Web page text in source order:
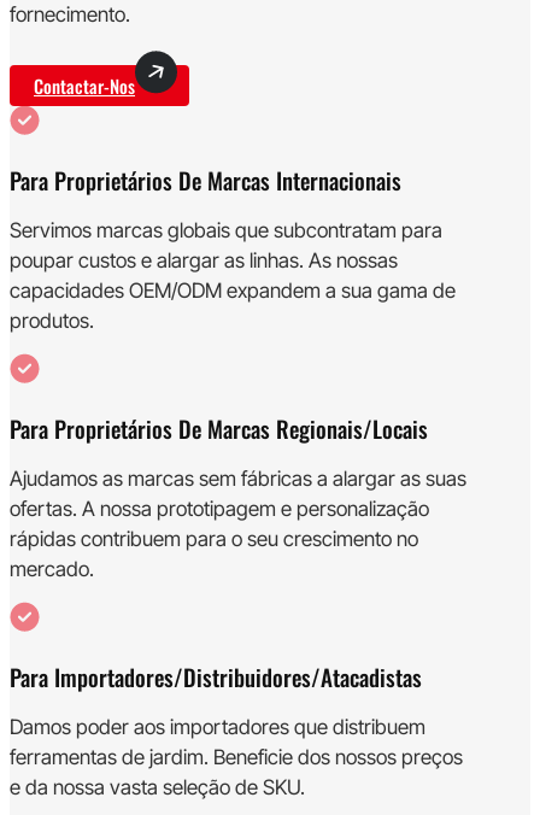
fornecimento.
Contactar-Nos
Para Proprietários De Marcas Internacionais
Servimos marcas globais que subcontratam para
poupar custos e alargar as linhas. As nossas
capacidades OEM/ODM expandem a sua gama de
produtos.
Para Proprietários De Marcas Regionais/locais
Ajudamos as marcas sem fábricas a alargar as suas
ofertas. A nossa prototipagem e personalização
rápidas contribuem para o seu crescimento no
mercado.
Para Importadores/distribuidores/atacadistas
Damos poder aos importadores que distribuem
ferramentas de jardim. Beneficie dos nossos preços
e da nossa vasta seleção de SKU.